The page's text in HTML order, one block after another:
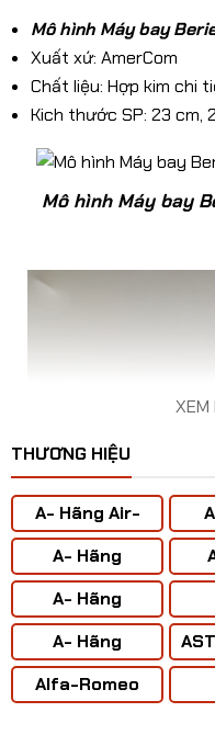
Mô hình Máy bay
Xuất xứ: AmerCom
Chất liệu: Hợp kim chi
Kich thước SP: 23 cm,
​Mô hình Máy bay
XEM
THƯƠNG HIỆU
A- Hãng Air-
BUS
A- Hãng
ANTONOV ( Liên
Xô)
A- Hãng
BOENING
A- Hãng
CONCORD
Alfa-Romeo